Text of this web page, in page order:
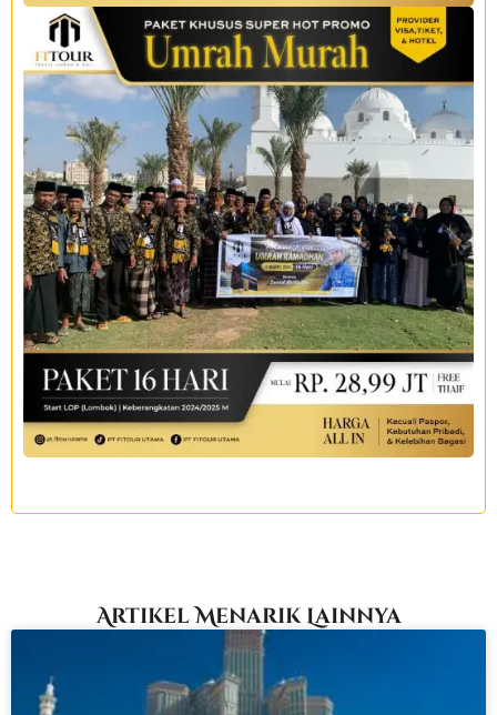
Artikel Menarik Lainnya